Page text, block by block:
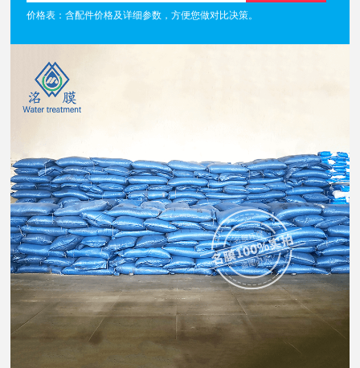
价格表：含配件价格及详细参数，方便您做对比决策。